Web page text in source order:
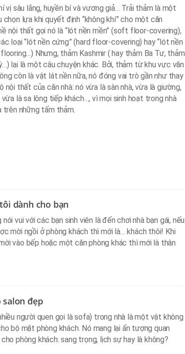
vị sâu lắng, huyền bí và vương giả… Trải thảm là một
chọn lựa khi quyết định “không khí” cho một căn
nội thất gọi nó là “lót nền mền” (soft floor-covering),
loại “lót nền cứng” (hard floor-covering) hay “lót nền
Nhưng, thảm Kashmir ( hay thảm Ba Tư, thảm
lại là một câu chuyện khác. Bởi, thảm từ khu vực văn
còn là vật lát nền nữa, nó đóng vai trò gần như thay
nội thất của căn nhà: nó vừa là sàn nhà, vừa là giường,
vừa là sa lông tiếp khách…, vì mọi sinh hoạt trong nhà
trên những tấm thảm.
dành cho bạn
vui với các bạn sinh viên là đến chơi nhà bạn gái, nếu
mời ngồi ở phòng khách thì mới là… khách thôi! Khi
vào bếp hoặc một căn phòng khác thì mới là thân
đẹp
người quen gọi là sofa) trong nhà là một vật không
bộ mặt phòng khách. Nó mang lại ấn tượng quan
phòng khách: sang trọng, lịch sự hay là không?